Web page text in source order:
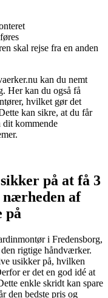
skal rejse fra en anden
kan du nemt
Her kan du også få
hvilket gør det
kan sikre, at du får
dit kommende
på at få 3
af
på
i Fredensborg,
rigtige håndværker.
usikker på, hvilken
er det en god idé at
enkle skridt kan spare
den bedste pris og